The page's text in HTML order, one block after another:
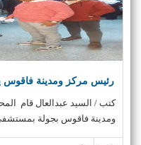
رئيس مركز ومدينة فاقوس
كتب / السيد عبدالعال قام
ومدينة فاقوس بجولة